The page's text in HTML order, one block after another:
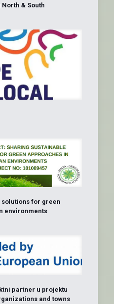
North & South
for green
environments
partner u projektu
and towns